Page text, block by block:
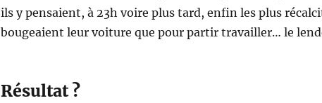
ils y pensaient, à 23h voire plus tard, enfin les plus
bougeaient leur voiture que pour partir travailler… le
Résultat ?